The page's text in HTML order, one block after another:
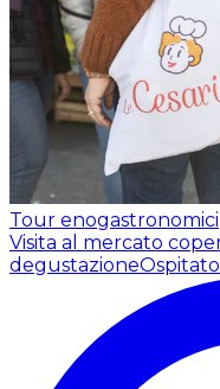
Tour enogastronomici
Visita al mercato
degustazione